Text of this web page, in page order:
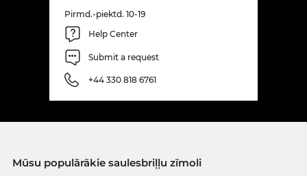
Pirmd.-piektd. 10-19
Help Center
Submit a request
+44 330 818 6761
Mūsu populārākie saulesbriļļu zīmoli